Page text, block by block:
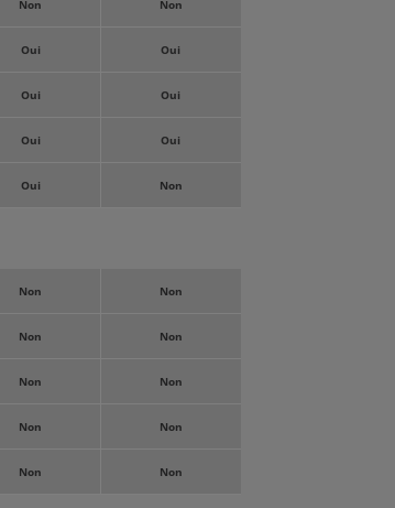
Non Non
Oui Oui
Oui Oui
Oui Oui
Oui Non
Non Non
Non Non
Non Non
Non Non
Non Non